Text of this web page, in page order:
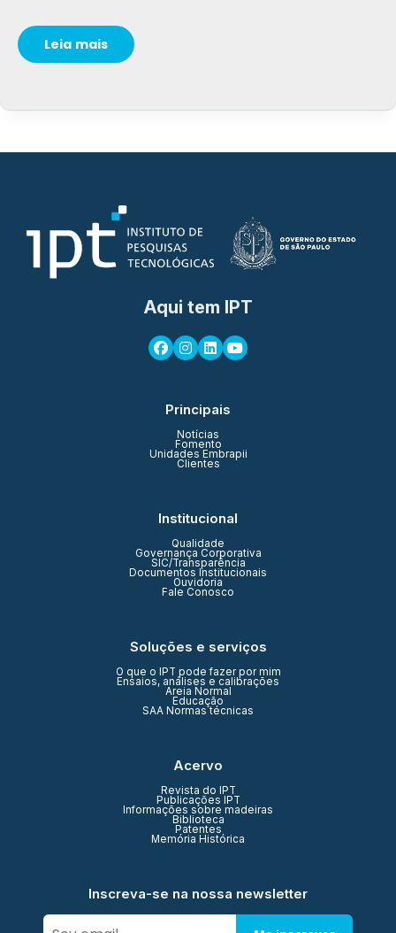
Leia mais
Aqui tem IPT
Principais
Notícias
Fomento
Unidades Embrapii
Clientes
Institucional
Qualidade
Governança Corporativa
SIC/Transparência
Documentos Institucionais
Ouvidoria
Fale Conosco
Soluções e serviços
O que o IPT pode fazer por mim
Ensaios, análises e calibrações
Areia Normal
Educação
SAA Normas técnicas
Acervo
Revista do IPT
Publicações IPT
Informações sobre madeiras
Biblioteca
Patentes
Memória Histórica
Inscreva-se na nossa newsletter